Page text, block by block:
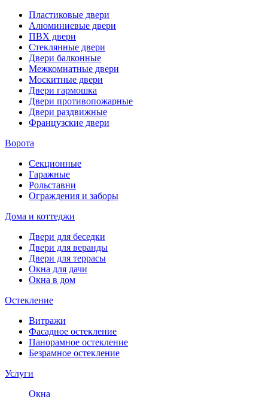
Пластиковые двери
Алюминиевые двери
ПВХ двери
Стеклянные двери
Двери балконные
Межкомнатные двери
Москитные двери
Двери гармошка
Двери противопожарные
Двери раздвижные
Французские двери
Ворота
Секционные
Гаражные
Рольставни
Ограждения и заборы
Дома и коттеджи
Двери для беседки
Двери для веранды
Двери для террасы
Окна для дачи
Окна в дом
Остекление
Витражи
Фасадное остекление
Панорамное остекление
Безрамное остекление
Услуги
Окна